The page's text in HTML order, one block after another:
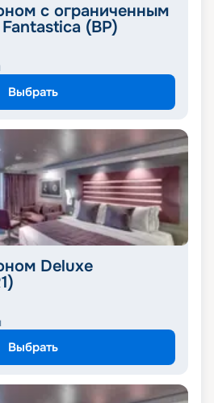
с ограниченным
(BP)
Выбрать
Deluxe
Выбрать